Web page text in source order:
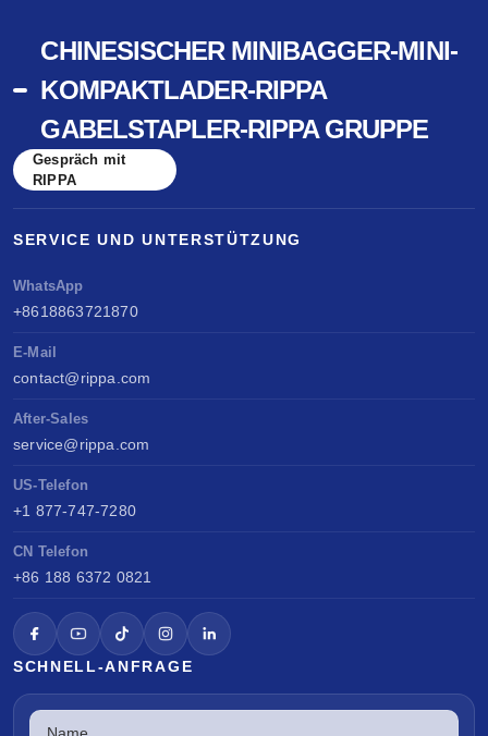
CHINESISCHER MINIBAGGER-MINI-
KOMPAKTLADER-RIPPA
GABELSTAPLER-RIPPA GRUPPE
Gespräch mit
RIPPA
SERVICE UND UNTERSTÜTZUNG
WhatsApp
+8618863721870
E-Mail
contact@rippa.com
After-Sales
service@rippa.com
US-Telefon
+1 877-747-7280
CN Telefon
+86 188 6372 0821
SCHNELL-ANFRAGE